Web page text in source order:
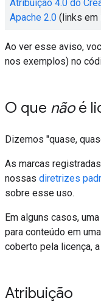
Atribuição 4.0 do
Apache 2.0 (links em
Ao ver esse aviso,
nos exemplos) no
O que nãoé
Dizemos "quase,
As marcas
nossas diretrizes
sobre esse uso.
Em alguns casos,
para conteúdo em
coberto pela licença,
Atribuição